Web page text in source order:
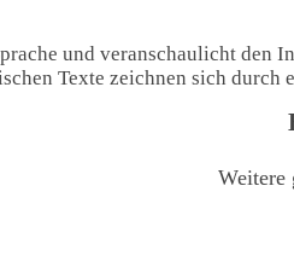
und veranschaulicht
Texte zeichnen sich
Weitere